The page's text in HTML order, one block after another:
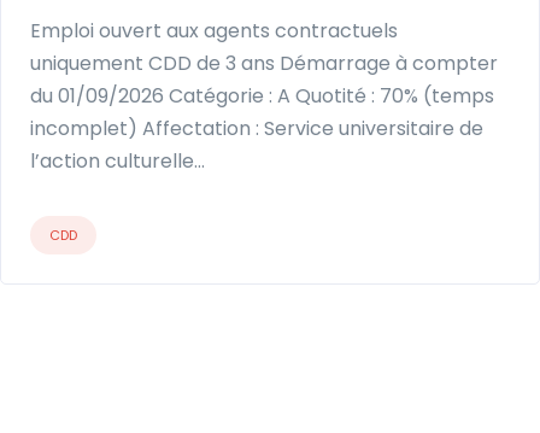
Emploi ouvert aux agents contractuels
uniquement CDD de 3 ans Démarrage à compter
du 01/09/2026 Catégorie : A Quotité : 70% (temps
incomplet) Affectation : Service universitaire de
l’action culturelle…
CDD